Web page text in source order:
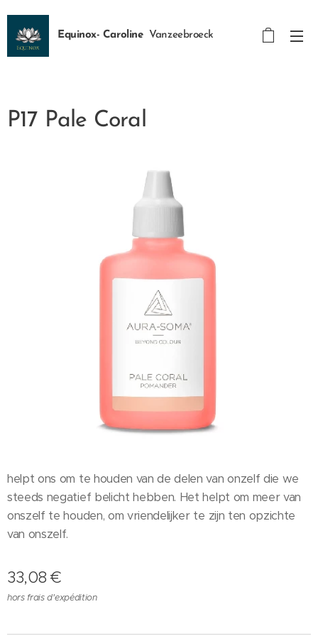
Equinox- Caroline Vanzeebroeck
P17 Pale Coral
helpt ons om te houden van de delen van onzelf die we
steeds negatief belicht hebben. Het helpt om meer van
onszelf te houden, om vriendelijker te zijn ten opzichte
van onszelf.
33,08 €
hors frais d'expédition